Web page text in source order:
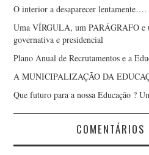
O interior a desaparecer lentamente….
Uma VÍRGULA, um PARÁGRAFO e
governativa e presidencial
Plano Anual de Recrutamentos e a
A MUNICIPALIZAÇÃO DA
Que futuro para a nossa Educação ?
COMENTÁRIOS